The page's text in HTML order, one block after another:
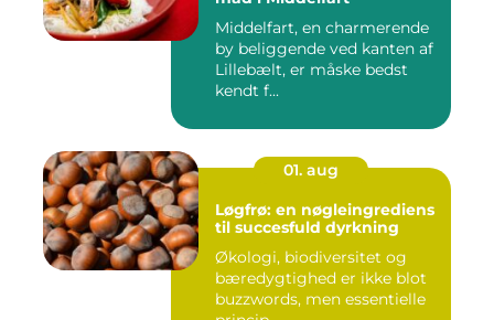
Middelfart, en charmerende
by beliggende ved kanten af
Lillebælt, er måske bedst
kendt f...
01. aug
Løgfrø: en nøgleingrediens
til succesfuld dyrkning
Økologi, biodiversitet og
bæredygtighed er ikke blot
buzzwords, men essentielle